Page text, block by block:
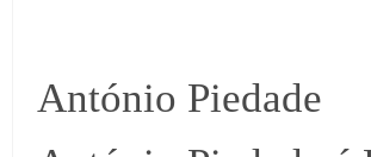
António Piedade